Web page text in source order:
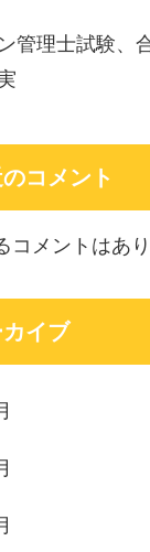
管理士試験、
コメント
コメントはあり
イブ